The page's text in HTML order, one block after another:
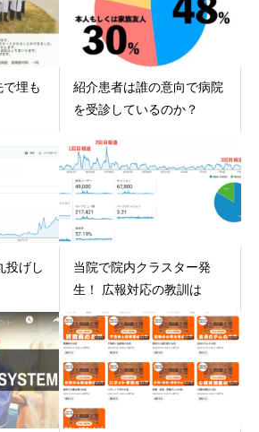
埋も
紹介患者は誰の意向で病院
を受診しているのか？
投げし
当院で院内クラスター発
生！ 広報対応の教訓は